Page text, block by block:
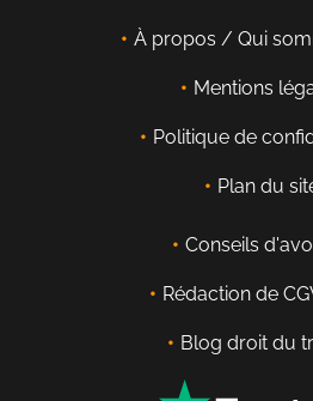
À propos / Qui
Mentions
Politique de
Plan du
Conseils
Rédaction de
Blog droit du